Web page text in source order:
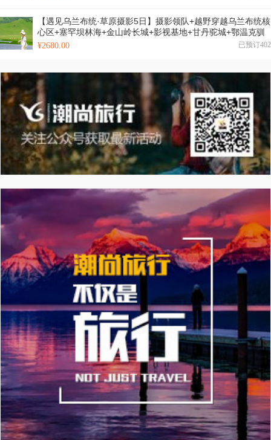
【遇见乌兰布统·草原摄影5日】摄影领队+越野穿越乌兰布统核
心区+塞罕坝林海+金山岭长城+影视基地+甘丹驼城+鄂温克驯
鹿＋12人品质团+2-12人私家团
¥2680.00 已预订402